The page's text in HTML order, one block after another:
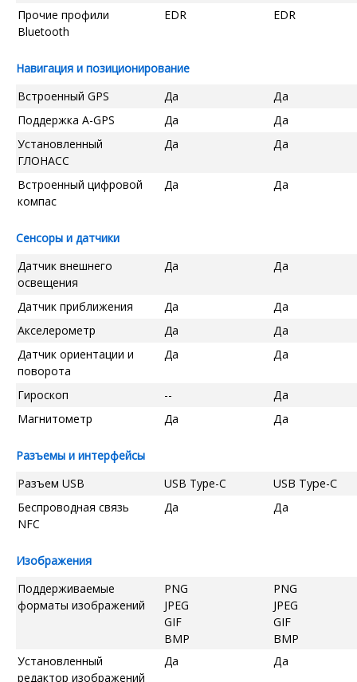
Прочие профили
Bluetooth
EDR EDR
Навигация и позиционирование
Встроенный GPS
Да
Да
Поддержка A-GPS
Да
Да
Установленный
ГЛОНАСС
Да Да
Встроенный цифровой
компас
Да Да
Сенсоры и датчики
Датчик внешнего
освещения
Да Да
Датчик приближения Да
Да
Акселерометр
Да
Да
Датчик ориентации и
поворота
Да Да
Гироскоп --
Да
Магнитометр
Да Да
Разъемы и интерфейсы
Разъем USB
USB Type-C
USB Type-C
Беспроводная связь
NFC
Да Да
Изображения
Поддерживаемые
форматы изображений
PNG
JPEG
GIF
BMP
PNG
JPEG
GIF
BMP
Установленный
редактор изображений
Да Да